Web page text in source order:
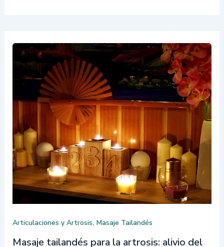
Articulaciones y Artrosis, Masaje Tailandés
Masaje tailandés para la artrosis: alivio del